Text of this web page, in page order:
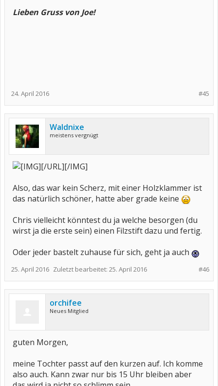
Lieben Gruss von Joe!
#45
24. April 2016
Waldnixe
meistens vergnügt
[/URL][/IMG]
Also, das war kein Scherz, mit einer Holzklammer ist
das natürlich schöner, hatte aber grade keine
Chris vielleicht könntest du ja welche besorgen (du
wirst ja die erste sein) einen Filzstift dazu und fertig.
Oder jeder bastelt zuhause für sich, geht ja auch
#46
25. April 2016 Zuletzt bearbeitet: 25. April 2016
orchifee
Neues Mitglied
guten Morgen,
meine Tochter passt auf den kurzen auf. Ich komme
also auch. Kann zwar nur bis 15 Uhr bleiben aber